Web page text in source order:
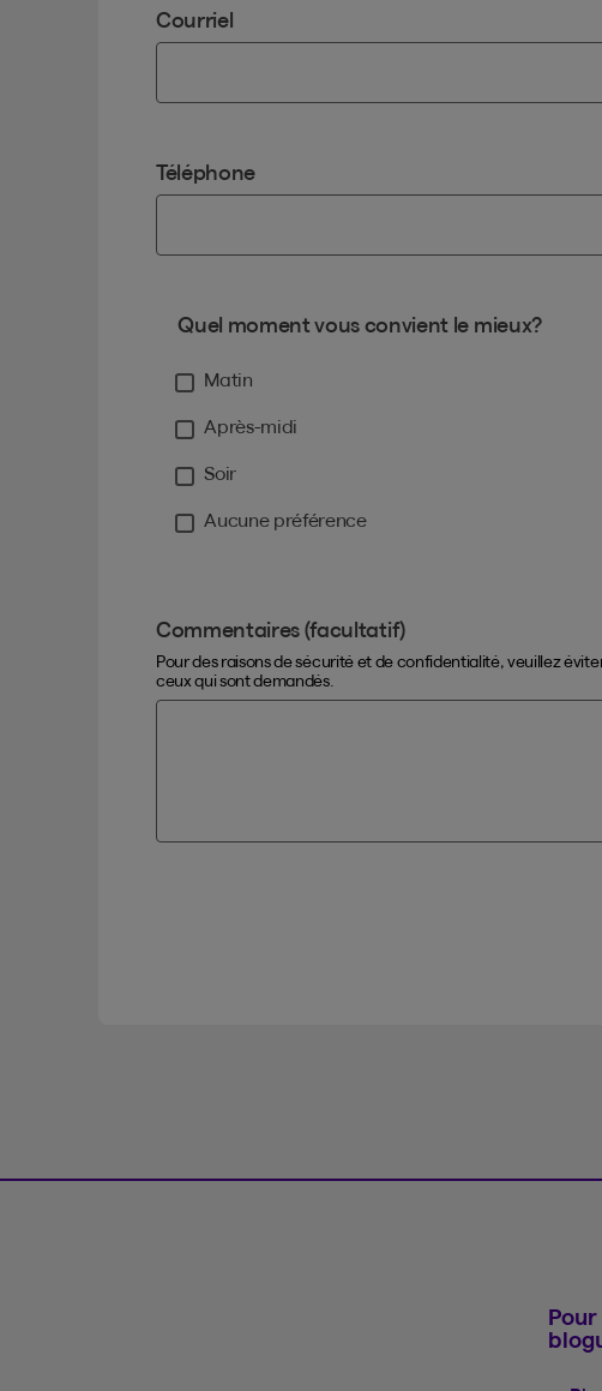
Courriel
Téléphone
Quel moment vous convient le mieux?
Matin
Après-midi
Soir
Aucune préférence
Commentaires (facultatif)
Pour des raisons de sécurité et de confidentialité, veuillez
ceux qui sont demandés.